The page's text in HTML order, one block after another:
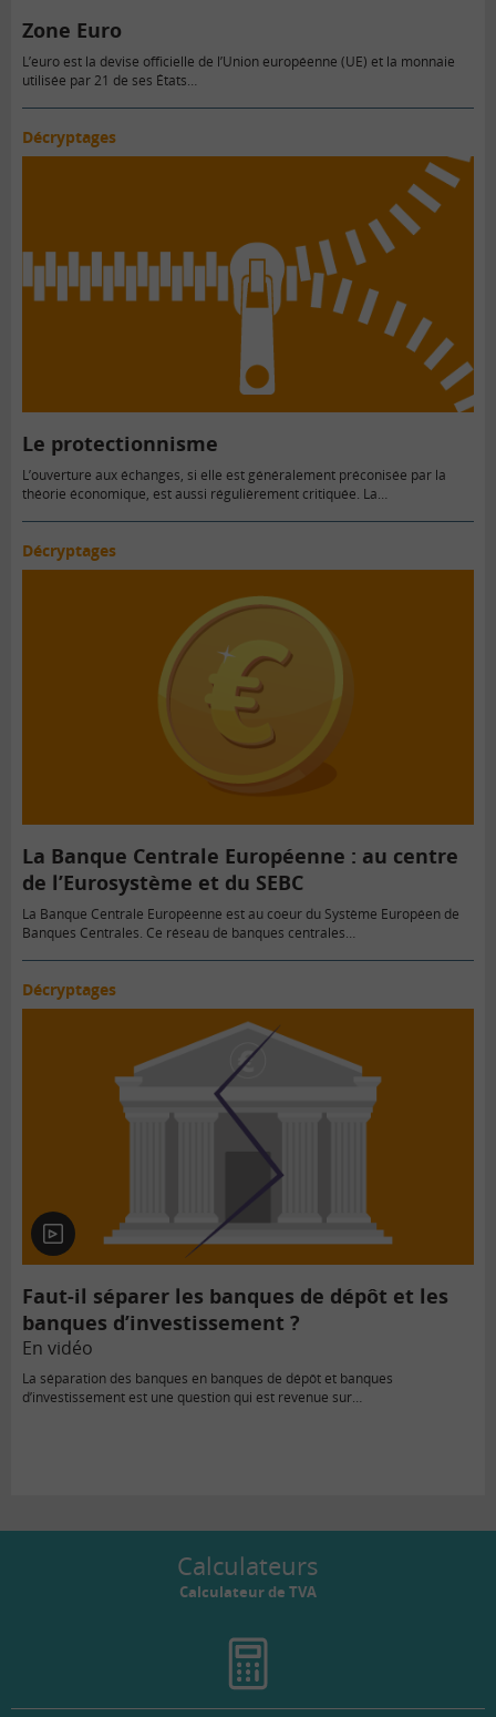
Zone Euro
L’euro est la devise officielle de l’Union européenne (UE) et la monnaie
utilisée par 21 de ses États…
Décryptages
Le protectionnisme
L’ouverture aux échanges, si elle est généralement préconisée par la
théorie économique, est aussi régulièrement critiquée. La
Décryptages
La Banque Centrale Européenne : au centre
de l’Eurosystème et du SEBC
La Banque Centrale Européenne est au coeur du Système Européen de
Banques Centrales. Ce réseau de banques centrales…
Décryptages
En
vidéo
Faut-il séparer les banques de dépôt et les
banques d’investissement ?
En vidéo
La séparation des banques en banques de dépôt et banques
d’investissement est une question qui est revenue sur…
Calculateurs
Calculateur de TVA